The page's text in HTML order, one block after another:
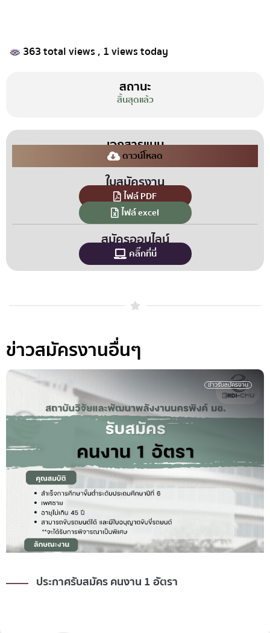
363 total views, 1 views today
สถานะ
สิ้นสุดแล้ว
เอกสารแนบ
ดาวน์โหลด
ใบสมัครงาน
ไฟล์ PDF
ไฟล์ excel
สมัครออนไลน์
คลิ๊กที่นี่
ข่าวสมัครงานอื่นๆ
ข่าวรับสมัครงาน
ประกาศรับสมัคร คนงาน 1 อัตรา